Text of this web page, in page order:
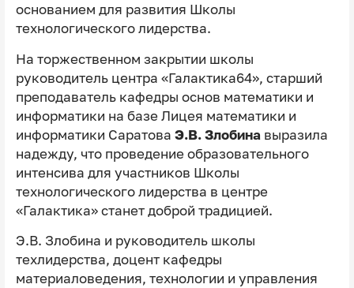
основанием для развития Школы
технологического лидерства.
На торжественном закрытии школы
руководитель центра «Галактика64», старший
преподаватель кафедры основ математики и
информатики на базе Лицея математики и
информатики Саратова Э.В. Злобинавыразила
надежду, что проведение образовательного
интенсива для участников Школы
технологического лидерства в центре
«Галактика» станет доброй традицией.
Э.В. Злобина и руководитель школы
техлидерства, доцент кафедры
материаловедения, технологии и управления